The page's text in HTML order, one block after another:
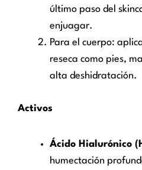
último paso del
enjuagar.
Para el cuerpo:
reseca como pies,
alta deshidratación.
Activos
Ácido Hialurónico
humectación